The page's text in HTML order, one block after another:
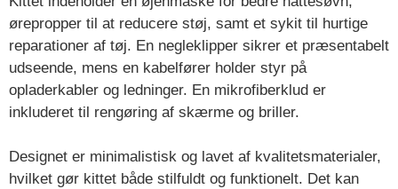
ørepropper til at reducere støj, samt et sykit til hurtige
reparationer af tøj. En negleklipper sikrer et præsentabelt
udseende, mens en kabelfører holder styr på
opladerkabler og ledninger. En mikrofiberklud er
inkluderet til rengøring af skærme og briller.
Designet er minimalistisk og lavet af kvalitetsmaterialer,
hvilket gør kittet både stilfuldt og funktionelt. Det kan